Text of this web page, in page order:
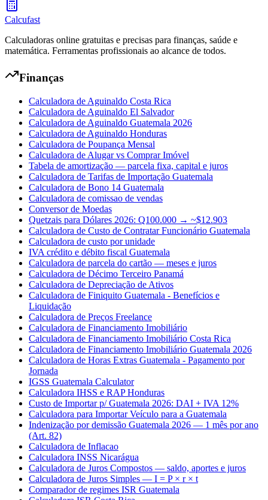
Calcufast
Calculadoras online gratuitas e precisas para finanças, saúde e
matemática. Ferramentas profissionais ao alcance de todos.
Finanças
Calculadora de Aguinaldo Costa Rica
Calculadora de Aguinaldo El Salvador
Calculadora de Aguinaldo Guatemala 2026
Calculadora de Aguinaldo Honduras
Calculadora de Poupança Mensal
Calculadora de Alugar vs Comprar Imóvel
Tabela de amortização — parcela fixa, capital e juros
Calculadora de Tarifas de Importação Guatemala
Calculadora de Bono 14 Guatemala
Calculadora de comissao de vendas
Conversor de Moedas
Quetzais para Dólares 2026: Q100.000 → ~$12.903
Calculadora de Custo de Contratar Funcionário Guatemala
Calculadora de custo por unidade
IVA crédito e débito fiscal Guatemala
Calculadora de parcela do cartão — meses e juros
Calculadora de Décimo Terceiro Panamá
Calculadora de Depreciação de Ativos
Calculadora de Finiquito Guatemala - Benefícios e
Liquidação
Calculadora de Preços Freelance
Calculadora de Financiamento Imobiliário
Calculadora de Financiamento Imobiliário Costa Rica
Calculadora de Financiamento Imobiliário Guatemala 2026
Calculadora de Horas Extras Guatemala - Pagamento por
Jornada
IGSS Guatemala Calculator
Calculadora IHSS e RAP Honduras
Custo de Importar p/ Guatemala 2026: DAI + IVA 12%
Calculadora para Importar Veículo para a Guatemala
Indenização por demissão Guatemala 2026 — 1 mês por ano
(Art. 82)
Calculadora de Inflacao
Calculadora INSS Nicarágua
Calculadora de Juros Compostos — saldo, aportes e juros
Calculadora de Juros Simples — I = P × r × t
Comparador de regimes ISR Guatemala